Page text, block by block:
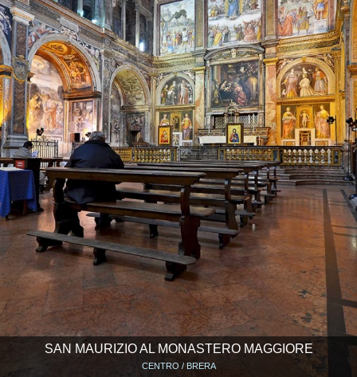
SAN MAURIZIO AL MONASTERO MAGGIORE
CENTRO / BRERA